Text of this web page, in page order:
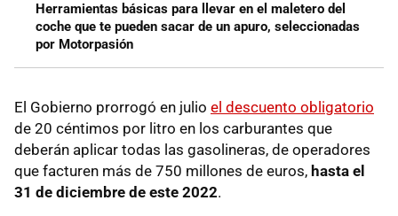
Herramientas básicas para llevar en el maletero del
coche que te pueden sacar de un apuro, seleccionadas
por Motorpasión
El Gobierno prorrogó en julio el descuento obligatorio
de 20 céntimos por litro en los carburantes que
deberán aplicar todas las gasolineras, de operadores
que facturen más de 750 millones de euros, hasta el
31 de diciembre de este 2022.